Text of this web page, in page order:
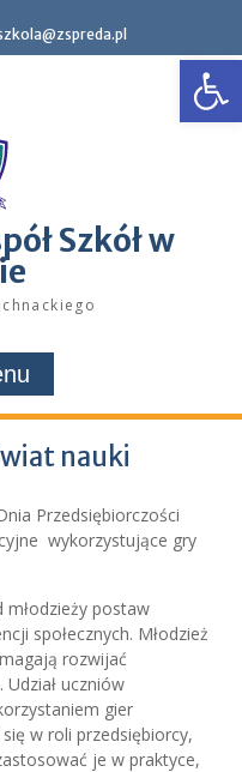
Szkół w
nauki
Przedsiębiorczości
wykorzystujące gry
młodzieży postaw
społecznych. Młodzież
rozwijać
uczniów
gier
w roli przedsiębiorcy,
je w praktyce,